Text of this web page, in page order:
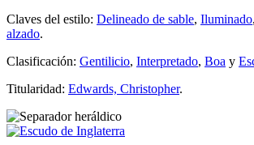
Claves del estilo: Delineado de sable, Iluminado,
alzado.
Clasificación: Gentilicio, Interpretado, Boa y
Titularidad: Edwards, Christopher.